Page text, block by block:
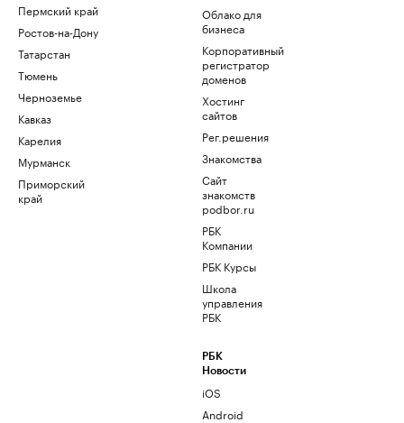
Пермский край
Ростов-на-Дону
Татарстан
Тюмень
Черноземье
Кавказ
Карелия
Мурманск
Приморский
край
Облако для
бизнеса
Корпоративный
регистратор
доменов
Хостинг
сайтов
Рег.решения
Знакомства
Сайт
знакомств
podbor.ru
РБК
Компании
РБК Курсы
Школа
управления
РБК
РБК
Новости
iOS
Android